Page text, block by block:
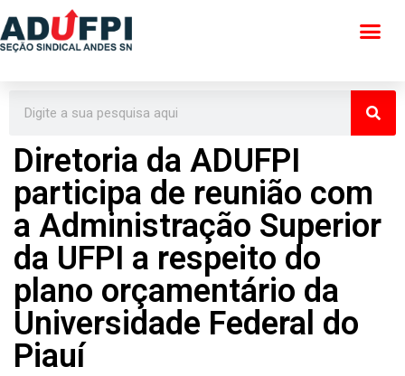
Pular
conteúdo
Diretoria da ADUFPI
participa de reunião com
a Administração Superior
da UFPI a respeito do
plano orçamentário da
Universidade Federal do
Piauí